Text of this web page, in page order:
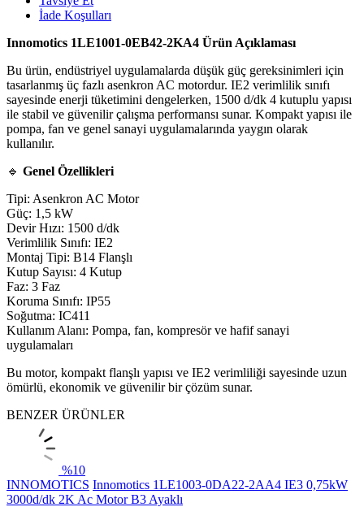
İade Koşulları
Innomotics 1LE1001-0EB42-2KA4 Ürün Açıklaması
Bu ürün, endüstriyel uygulamalarda düşük güç gereksinimleri için
tasarlanmış üç fazlı asenkron AC motordur. IE2 verimlilik sınıfı
sayesinde enerji tüketimini dengelerken, 1500 d/dk 4 kutuplu yapısı
ile stabil ve güvenilir çalışma performansı sunar. Kompakt yapısı ile
pompa, fan ve genel sanayi uygulamalarında yaygın olarak
kullanılır.
🔹 Genel Özellikleri
Tipi: Asenkron AC Motor
Güç: 1,5 kW
Devir Hızı: 1500 d/dk
Verimlilik Sınıfı: IE2
Montaj Tipi: B14 Flanşlı
Kutup Sayısı: 4 Kutup
Faz: 3 Faz
Koruma Sınıfı: IP55
Soğutma: IC411
Kullanım Alanı: Pompa, fan, kompresör ve hafif sanayi
uygulamaları
Bu motor, kompakt flanşlı yapısı ve IE2 verimliliği sayesinde uzun
ömürlü, ekonomik ve güvenilir bir çözüm sunar.
BENZER ÜRÜNLER
%10
INNOMOTICS Innomotics 1LE1003-0DA22-2AA4 IE3 0,75kW
3000d/dk 2K Ac Motor B3 Ayaklı